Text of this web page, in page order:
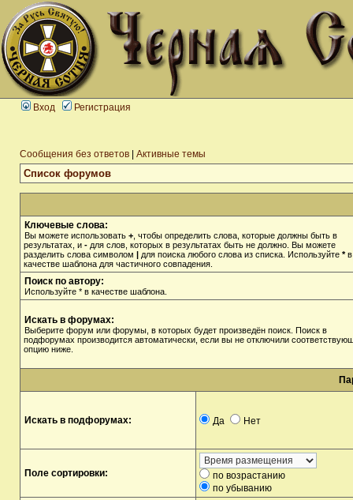
Вход Регистрация
Сообщения без ответов Активные темы
Список форумов
Ключевые слова:
Вы можете использовать + , чтобы определить слова, которые должны быть в
результатах, и - для слов, которых в результатах быть не должно. Вы можете
разделить слова символом | для поиска любого слова из списка. Используйте *в
качестве шаблона для частичного совпадения.
Поиск по автору:
Используйте * в качестве шаблона.
Искать в форумах:
Выберите форум или форумы, в которых будет произведён поиск. Поиск в
подфорумах производится автоматически, если вы не отключили
опцию ниже.
Искать в подфорумах: Да Нет
Поле сортировки:
по возрастанию
по убыванию